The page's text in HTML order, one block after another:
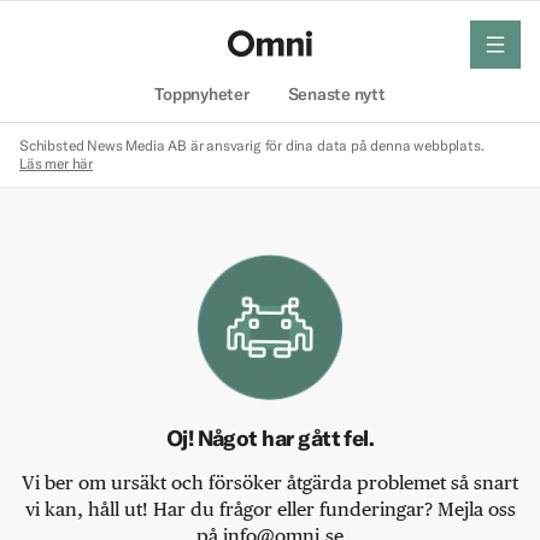
Toppnyheter Senaste nytt
meny
Schibsted News Media AB är ansvarig för dina data på denna webbplats.
Läs mer här
Oj! Något har gått fel.
Vi ber om ursäkt och försöker åtgärda problemet så snart
vi kan, håll ut! Har du frågor eller funderingar? Mejla oss